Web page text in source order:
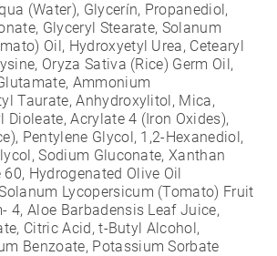
(Water), Glycerín, Propanediol,
Glyceryl Stearate, Solanum
Oil, Hydroxyetyl Urea, Cetearyl
Oryza Sativa (Rice) Germ Oil,
Ammonium
Taurate, Anhydroxylitol, Mica,
Dioleate, Acrylate 4 (Iron Oxides),
Pentylene Glycol, 1,2-Hexanediol,
Sodium Gluconate, Xanthan
Hydrogenated Olive Oil
Lycopersicum (Tomato) Fruit
4, Aloe Barbadensis Leaf Juice,
Citric Acid, t-Butyl Alcohol,
Benzoate, Potassium Sorbate